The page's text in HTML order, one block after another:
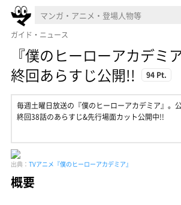
ガイド・ニュース
『僕のヒーローアカデミ
終回あらすじ公開!!
94 Pt.
毎週土曜日放送の『僕のヒーローアカデミア』。
終回38話のあらすじ&先行場面カット公開中!!
出典： TVアニメ『僕のヒーローアカデミア』
概要